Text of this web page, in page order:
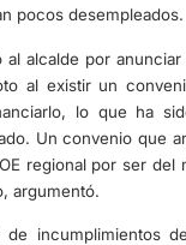
pocos desempleados.
al alcalde por
al existir un
lo que ha
Un convenio que
regional por ser del
argumentó.
de incumplimientos